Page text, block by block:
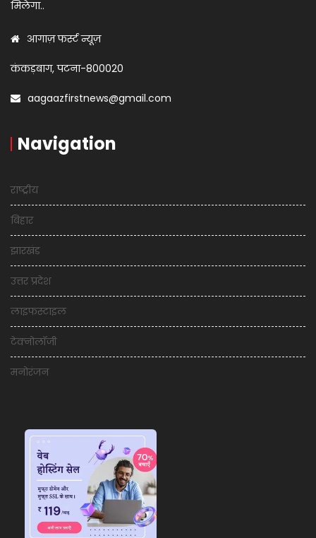
मिलेगा..
आगाज़ फर्स्ट न्यूज़
कंकड़बाग, पटना-800020
aagaazfirstnews@gmail.com
Navigation
राष्ट्रीय
बिहार
झारखंड
उत्तर प्रदेश
लाइफस्टाइल
टेक्नोलॉजी
मनोरंजन